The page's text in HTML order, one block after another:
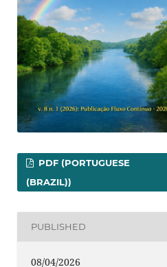
PDF (PORTUGUESE
(BRAZIL))
PUBLISHED
08/04/2026